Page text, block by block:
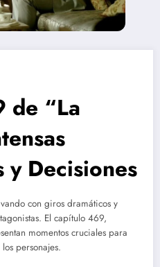
de “La
y Decisiones
con giros dramáticos y
El capítulo 469,
momentos cruciales para
personajes.